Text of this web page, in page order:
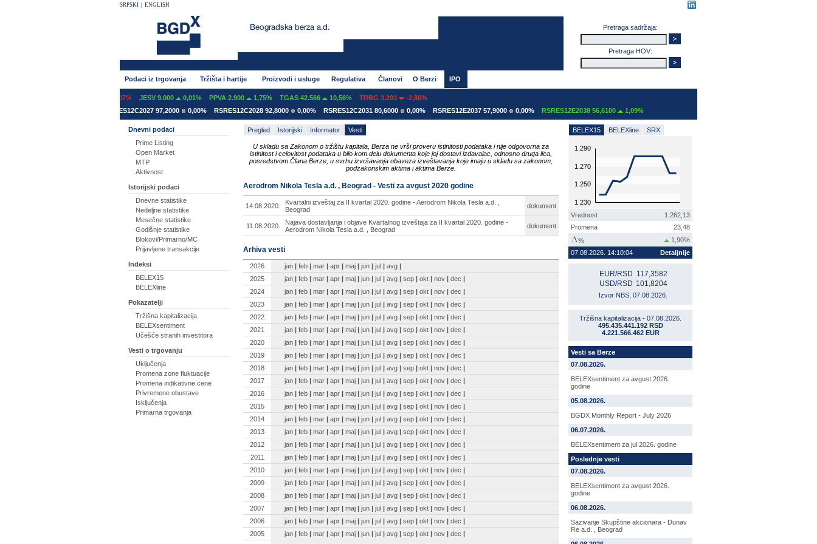
SRPSKI ENGLISH
Pretraga sadržaja:
Pretraga HOV:
Podaci iz trgovanja Tržišta i hartije Proizvodi i usluge Regulativa Članovi O Berzi IPO
-0,07% JESV 9.000 0,01% PPVA 2.900 1,75% TGAS 42.566 10,56% TRBG 3.293
-2,86%
RSRES12C2027 97,2000 0,00% RSRES12C2028 92,8000 0,00% RSRES12C2031 80,6000 0,00% RSRES12E2037 57,9000 0,00% RSRES12E2038 56,6100 1,09%
Dnevni podaci
Prime Listing
Open Market
MTP
Aktivnost
Istorijski podaci
Dnevne statistike
Nedeljne statistike
Mesečne statistike
Godišnje statistike
Blokovi/Primarno/MC
Prijavljene transakcije
Indeksi
BELEX15
BELEXline
Pokazatelji
Tržišna kapitalizacija
BELEXsentiment
Učešće stranih investitora
Vesti o trgovanju
Uključenja
Promena zone fluktuacije
Promena indikativne cene
Privremene obustave
Isključenja
Primarna trgovanja
Pregled Istorijski Informator Vesti
U skladu sa Zakonom o tržištu kapitala, Berza ne vrši proveru istinitosti podataka i nije odgovorna za
istinitost i celovitost podataka u bilo kom delu dokumenta koje joj dostavi izdavalac, odnosno druga lica,
posredstvom Člana Berze, u svrhu izvršavanja obaveza izveštavanja koje imaju u skladu sa zakonom,
podzakonskim aktima i aktima Berze.
Aerodrom Nikola Tesla a.d. , Beograd - Vesti za avgust 2020 godine
14.08.2020.
Kvartalni izveštaj za II kvartal 2020. godine - Aerodrom Nikola Tesla a.d. ,
Beograd
dokument
11.08.2020.
Najava dostavljanja i objave Kvartalnog izveštaja za II kvartal 2020. godine -
Aerodrom Nikola Tesla a.d. , Beograd
dokument
Arhiva vesti
2026 jan | feb | mar | apr | maj | jun | jul | avg |
2025
jan | feb | mar | apr | maj | jun | jul | avg | sep | okt | nov | dec |
2024
jan | feb | mar | apr | maj | jun | jul | avg | sep | okt | nov | dec |
2023
jan | feb | mar | apr | maj | jun | jul | avg | sep | okt | nov | dec |
2022
jan | feb | mar | apr | maj | jun | jul | avg | sep | okt | nov | dec |
2021
jan | feb | mar | apr | maj | jun | jul | avg | sep | okt | nov | dec |
2020
jan | feb | mar | apr | maj | jun | jul | avg | sep | okt | nov | dec |
2019
jan | feb | mar | apr | maj | jun | jul | avg | sep | okt | nov | dec |
2018
jan | feb | mar | apr | maj | jun | jul | avg | sep | okt | nov | dec |
2017
jan | feb | mar | apr | maj | jun | jul | avg | sep | okt | nov | dec |
2016
jan | feb | mar | apr | maj | jun | jul | avg | sep | okt | nov | dec |
2015
jan | feb | mar | apr | maj | jun | jul | avg | sep | okt | nov | dec |
2014
jan | feb | mar | apr | maj | jun | jul | avg | sep | okt | nov | dec |
2013
jan | feb | mar | apr | maj | jun | jul | avg | sep | okt | nov | dec |
2012
jan | feb | mar | apr | maj | jun | jul | avg | sep | okt | nov | dec |
2011
jan | feb | mar | apr | maj | jun | jul | avg | sep | okt | nov | dec |
2010
jan | feb | mar | apr | maj | jun | jul | avg | sep | okt | nov | dec |
2009
jan | feb | mar | apr | maj | jun | jul | avg | sep | okt | nov | dec |
2008
jan | feb | mar | apr | maj | jun | jul | avg | sep | okt | nov | dec |
2007
jan | feb | mar | apr | maj | jun | jul | avg | sep | okt | nov | dec |
2006
jan | feb | mar | apr | maj | jun | jul | avg | sep | okt | nov | dec |
2005
jan | feb | mar | apr | maj | jun | jul | avg | sep | okt | nov | dec |
BELEX15 BELEXline SRX
1.230
1.250
1.270
1.290
Vrednost
1.262,13
Promena
23,48
%
1,90%
07.08.2026. 14:10:04
Detaljnije
EUR/RSD 117,3582
USD/RSD 101,8204
Izvor NBS, 07.08.2026.
Tržišna kapitalizacija - 07.08.2026.
495.435.441.192 RSD
4.221.566.462 EUR
Vesti sa Berze
07.08.2026.
BELEXsentiment za avgust 2026.
godine
05.08.2026.
BGDX Monthly Report - July 2026
06.07.2026.
BELEXsentiment za jul 2026. godine
Poslednje vesti
07.08.2026.
BELEXsentiment za avgust 2026.
godine
06.08.2026.
Sazivanje Skupštine akcionara - Dunav
Re a.d. , Beograd